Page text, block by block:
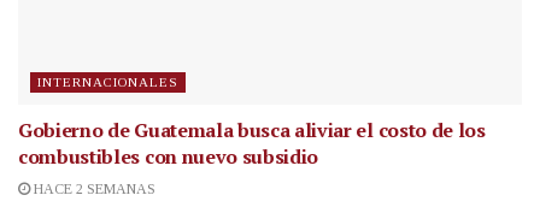
INTERNACIONALES
Gobierno de Guatemala busca aliviar el costo de los
combustibles con nuevo subsidio
HACE 2 SEMANAS